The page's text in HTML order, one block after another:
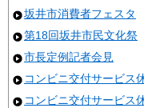
坂井市消費者フェスタ
第18回坂井市民文化祭
市長定例記者会見
コンビニ交付サービス
コンビニ交付サービス